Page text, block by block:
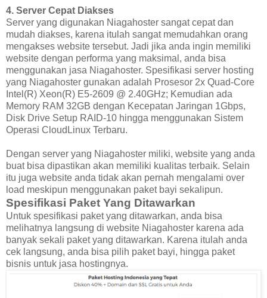
4. Server Cepat Diakses
Server yang digunakan Niagahoster sangat cepat dan
mudah diakses, karena itulah sangat memudahkan orang
mengakses website tersebut. Jadi jika anda ingin memiliki
website dengan performa yang maksimal, anda bisa
menggunakan jasa Niagahoster. Spesifikasi server hosting
yang Niagahoster gunakan adalah Prosesor 2x Quad-Core
Intel(R) Xeon(R) E5-2609 @ 2.40GHz; Kemudian ada
Memory RAM 32GB dengan Kecepatan Jaringan 1Gbps,
Disk Drive Setup RAID-10 hingga menggunakan Sistem
Operasi CloudLinux Terbaru.
Dengan server yang Niagahoster miliki, website yang anda
buat bisa dipastikan akan memiliki kualitas terbaik. Selain
itu juga website anda tidak akan pernah mengalami over
load meskipun menggunakan paket bayi sekalipun.
Spesifikasi Paket Yang Ditawarkan
Untuk spesifikasi paket yang ditawarkan, anda bisa
melihatnya langsung di website Niagahoster karena ada
banyak sekali paket yang ditawarkan. Karena itulah anda
cek langsung, anda bisa pilih paket bayi, hingga paket
bisnis untuk jasa hostingnya.